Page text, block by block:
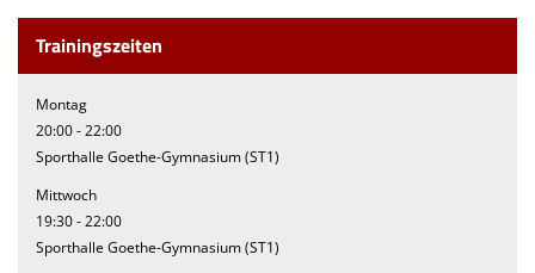
Trainingszeiten
Montag
20:00 - 22:00
Sporthalle Goethe-Gymnasium (ST1)
Mittwoch
19:30 - 22:00
Sporthalle Goethe-Gymnasium (ST1)